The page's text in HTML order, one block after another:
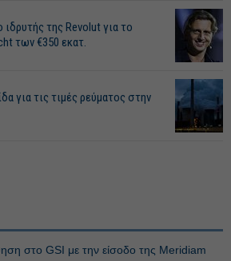
ιδρυτής της Revolut για το
των €350 εκατ.
για τις τιμές ρεύματος στην
στο GSI με την είσοδο της Meridiam